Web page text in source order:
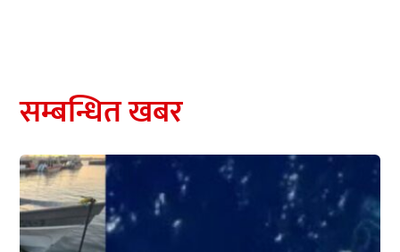
सम्बन्धित खबर